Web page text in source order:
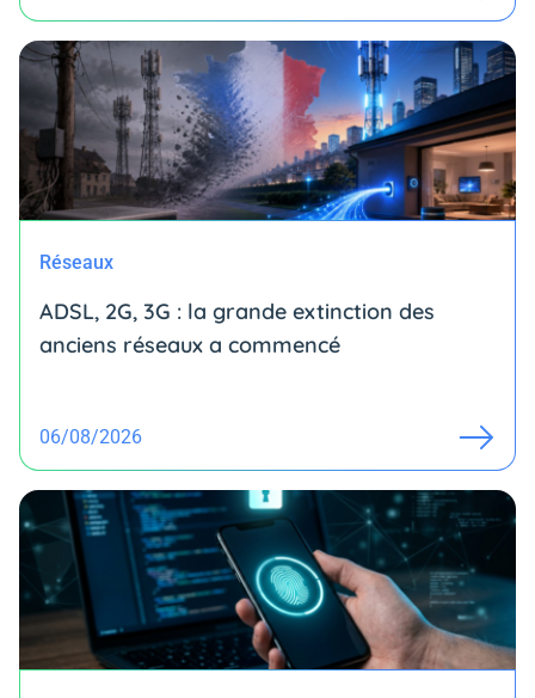
Réseaux
ADSL, 2G, 3G : la grande extinction des
anciens réseaux a commencé
06/08/2026